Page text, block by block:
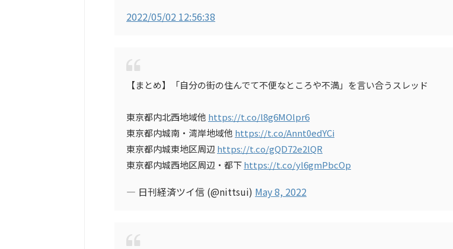
2022/05/02 12:56:38
【まとめ】「自分の街の住んでて不便なところや不満」を言い合うスレッド
東京都内北西地域他 https://t.co/l8g6MOlpr6
東京都内城南・湾岸地域他 https://t.co/Annt0edYCi
東京都内城東地区周辺 https://t.co/gQD72e2lQR
東京都内城西地区周辺・都下https://t.co/yl6gmPbcOp
— 日刊経済ツイ信 (@nittsui) May 8, 2022